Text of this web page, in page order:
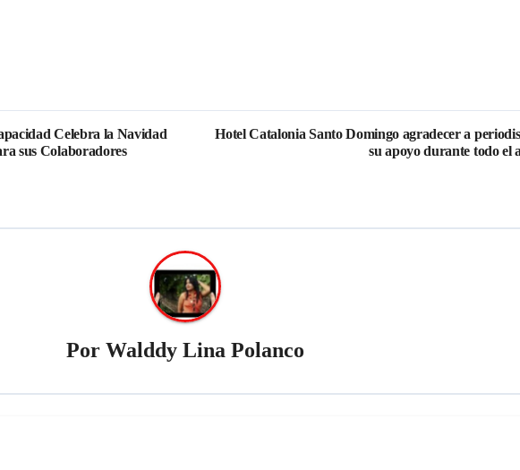
Celebra la Navidad
sus Colaboradores
Hotel Catalonia Santo Domingo agradecer a
su apoyo durante todo el
Por Walddy Lina Polanco